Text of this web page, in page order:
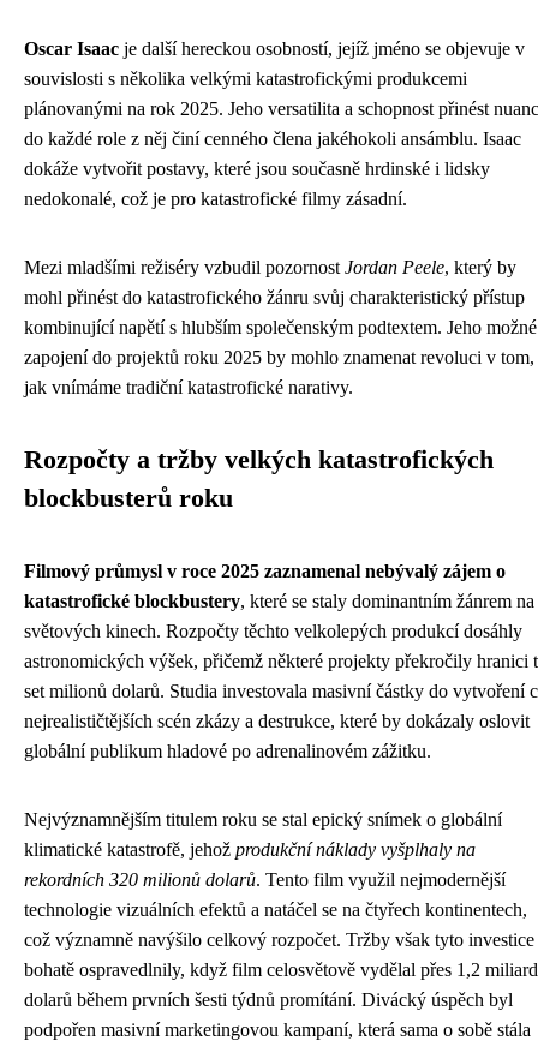
Oscar Isaac je další hereckou osobností, jejíž jméno se objevuje v
souvislosti s několika velkými katastrofickými produkcemi
plánovanými na rok 2025. Jeho versatilita a schopnost přinést
do každé role z něj činí cenného člena jakéhokoli ansámblu. Isaac
dokáže vytvořit postavy, které jsou současně hrdinské i lidsky
nedokonalé, což je pro katastrofické filmy zásadní.
Mezi mladšími režiséry vzbudil pozornost Jordan Peele, který by
mohl přinést do katastrofického žánru svůj charakteristický přístup
kombinující napětí s hlubším společenským podtextem. Jeho možné
zapojení do projektů roku 2025 by mohlo znamenat revoluci v tom,
jak vnímáme tradiční katastrofické narativy.
Rozpočty a tržby velkých katastrofických
blockbusterů roku
Filmový průmysl v roce 2025 zaznamenal nebývalý zájem o
katastrofické blockbustery, které se staly dominantním žánrem na
světových kinech. Rozpočty těchto velkolepých produkcí dosáhly
astronomických výšek, přičemž některé projekty překročily hranici
set milionů dolarů. Studia investovala masivní částky do vytvoření
nejrealističtějších scén zkázy a destrukce, které by dokázaly oslovit
globální publikum hladové po adrenalinovém zážitku.
Nejvýznamnějším titulem roku se stal epický snímek o globální
klimatické katastrofě, jehož produkční náklady vyšplhaly na
rekordních 320 milionů dolarů. Tento film využil nejmodernější
technologie vizuálních efektů a natáčel se na čtyřech kontinentech,
což významně navýšilo celkový rozpočet. Tržby však tyto investice
bohatě ospravedlnily, když film celosvětově vydělal přes 1,2
dolarů během prvních šesti týdnů promítání. Divácký úspěch byl
podpořen masivní marketingovou kampaní, která sama o sobě stála